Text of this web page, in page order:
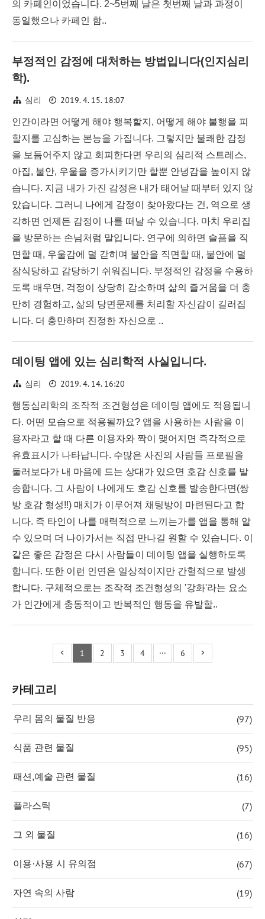
의 카페인이었습니다. 2~5번째 날은 첫번째 날과 과정이
동일했으나 카페인 함..
부정적인 감정에 대처하는 방법입니다(인지심리
학).
심리 2019. 4. 15. 18:07
인간이라면 어떻게 해야 행복할지, 어떻게 해야 불행을 피
할지를 고심하는 본능을 가집니다. 그렇지만 불쾌한 감정
을 보듬어주지 않고 회피한다면 우리의 심리적 스트레스,
아집, 불안, 우울을 증가시키기만 할뿐 안녕감을 높이지 않
습니다. 지금 내가 가진 감정은 내가 태어날 때부터 있지 않
았습니다. 그러니 나에게 감정이 찾아왔다는 건, 역으로 생
각하면 언제든 감정이 나를 떠날 수 있습니다. 마치 우리집
을 방문하는 손님처럼 말입니다. 연구에 의하면 슬픔을 직
면할 때, 우울감에 덜 갇히며 불안을 직면할 때, 불안에 덜
잠식당하고 감당하기 쉬워집니다. 부정적인 감정을 수용하
도록 배우면, 걱정이 상당히 감소하며 삶의 즐거움을 더 충
만히 경험하고, 삶의 당면문제를 처리할 자신감이 길러집
니다. 더 충만하며 진정한 자신으로 ..
데이팅 앱에 있는 심리학적 사실입니다.
심리 2019. 4. 14. 16:20
행동심리학의 조작적 조건형성은 데이팅 앱에도 적용됩니
다. 어떤 모습으로 적용될까요? 앱을 사용하는 사람을 이
용자라고 할 때 다른 이용자와 짝이 맺어지면 즉각적으로
유효표시가 나타납니다. 수많은 사진의 사람들 프로필을
둘러보다가 내 마음에 드는 상대가 있으면 호감 신호를 발
송합니다. 그 사람이 나에게도 호감 신호를 발송한다면(쌍
방 호감 형성!!) 매치가 이루어져 채팅방이 마련된다고 합
니다. 즉 타인이 나를 매력적으로 느끼는가를 앱을 통해 알
수 있으며 더 나아가서는 직접 만나길 원할 수 있습니다. 이
같은 좋은 감정은 다시 사람들이 데이팅 앱을 실행하도록
합니다. 또한 이런 인연은 일상적이지만 간헐적으로 발생
합니다. 구체적으로는 조작적 조건형성의 '강화'라는 요소
가 인간에게 충동적이고 반복적인 행동을 유발할..
1 2 3 4 ··· 6
카테고리
우리 몸의 물질 반응 (97)
식품 관련 물질 (95)
패션,예술 관련 물질 (16)
플라스틱 (7)
그 외 물질 (16)
이용·사용 시 유의점 (67)
자연 속의 사람 (19)